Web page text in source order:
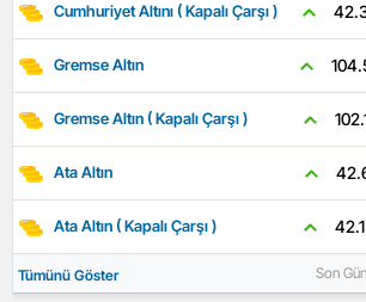
Cumhuriyet Altını ( Kapalı Çarşı )
Gremse Altın
Gremse Altın ( Kapalı Çarşı )
Ata Altın
Ata Altın ( Kapalı Çarşı )
Tümünü Göster Son